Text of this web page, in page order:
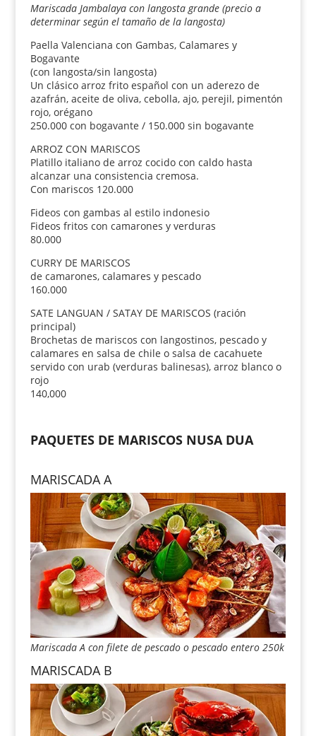
Mariscada Jambalaya con langosta grande (precio a
determinar según el tamaño de la langosta)
Paella Valenciana con Gambas, Calamares y
Bogavante
(con langosta/sin langosta)
Un clásico arroz frito español con un aderezo de
azafrán, aceite de oliva, cebolla, ajo, perejil, pimentón
rojo, orégano
250.000 con bogavante / 150.000 sin bogavante
ARROZ CON MARISCOS
Platillo italiano de arroz cocido con caldo hasta
alcanzar una consistencia cremosa.
Con mariscos 120.000
Fideos con gambas al estilo indonesio
Fideos fritos con camarones y verduras
80.000
CURRY DE MARISCOS
de camarones, calamares y pescado
160.000
SATE LANGUAN / SATAY DE MARISCOS (ración
principal)
Brochetas de mariscos con langostinos, pescado y
calamares en salsa de chile o salsa de cacahuete
servido con urab (verduras balinesas), arroz blanco o
rojo
140,000
PAQUETES DE MARISCOS NUSA DUA
MARISCADA A
Mariscada A con filete de pescado o pescado entero 250k
MARISCADA B